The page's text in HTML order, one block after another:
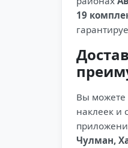
19
Вы можете
наклеек и
Чулман,